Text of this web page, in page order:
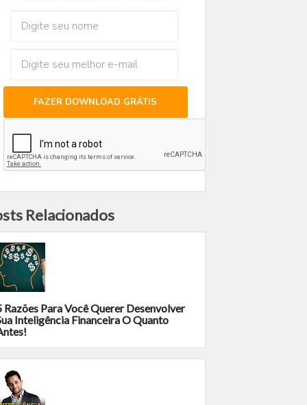
FAZER DOWNLOAD GRÁTIS
Relacionados
Razões Para Você Querer Desenvolver
Inteligência Financeira O Quanto